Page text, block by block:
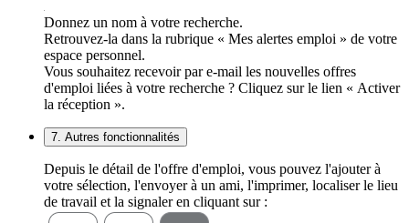
Donnez un nom à votre recherche.
Retrouvez-la dans la rubrique « Mes alertes emploi » de votre
espace personnel.
Vous souhaitez recevoir par e-mail les nouvelles offres
d'emploi liées à votre recherche ? Cliquez sur le lien « Activer
la réception ».
7. Autres fonctionnalités
Depuis le détail de l'offre d'emploi, vous pouvez l'ajouter à
votre sélection, l'envoyer à un ami, l'imprimer, localiser le lieu
de travail et la signaler en cliquant sur :